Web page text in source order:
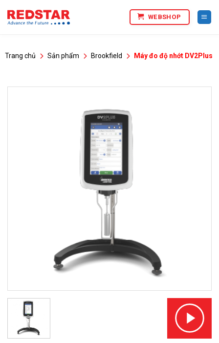
qua
WEBSHOP
Trang chủ Sản phẩm Brookfield Máy đo độ nhớt DV2Plus